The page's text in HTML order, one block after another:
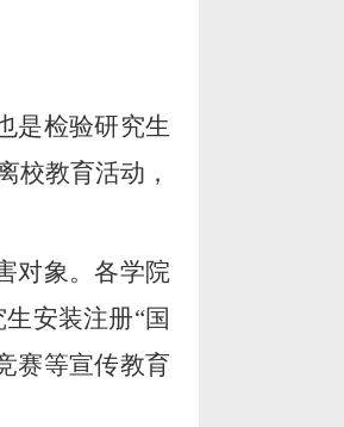
是检验研究生
校教育活动，
对象。各学院
安装注册“国
赛等宣传教育